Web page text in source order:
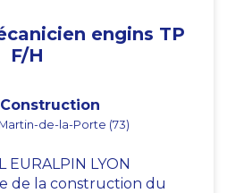
engins TP
F/H
Construction
de-la-Porte (73)
EURALPIN LYON
de la construction du